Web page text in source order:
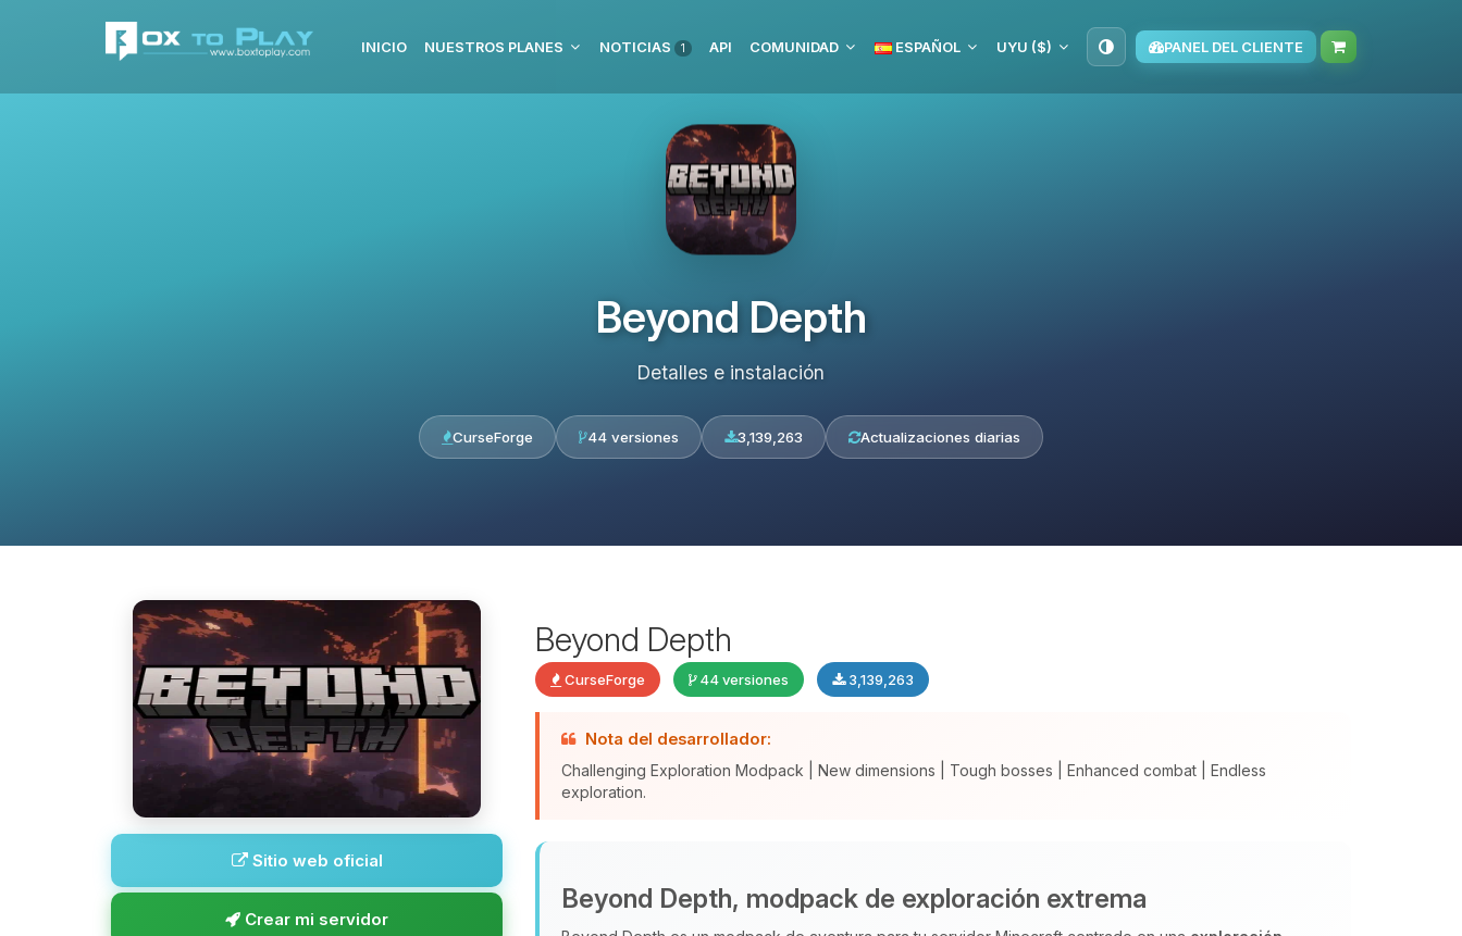
INICIO NUESTROS PLANES NOTICIAS 1 API COMUNIDAD ESPAÑOL UYU ($) PANEL DEL CLIENTE
Beyond Depth
Detalles e instalación
CurseForge 44 versiones 3,139,263 Actualizaciones diarias
Sitio web oficial
Crear mi servidor
Beyond Depth
CurseForge 44 versiones 3,139,263
Nota del desarrollador:
Challenging Exploration Modpack | New dimensions | Tough bosses | Enhanced combat | Endless
exploration.
Beyond Depth, modpack de exploración extrema